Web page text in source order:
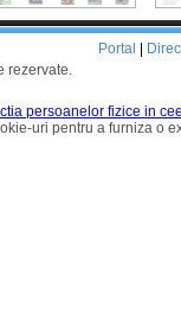
rezervate.
Portal
persoanelor fizice in
uri pentru a furniza o